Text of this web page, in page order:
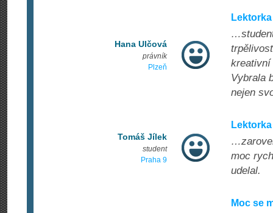
Hana Ulčová
právník
Plzeň
kreativní
Vybrala
nejen
Tomáš Jílek
student
Praha 9
moc
udelal.
Moc se